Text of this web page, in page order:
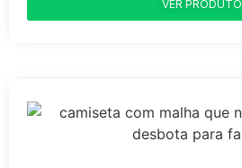
VER PRODUTO